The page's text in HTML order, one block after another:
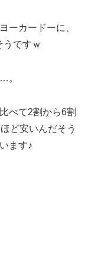
ーカードーに、
ですｗ
。
べて2割から6割
ど安いんだそう
ます♪